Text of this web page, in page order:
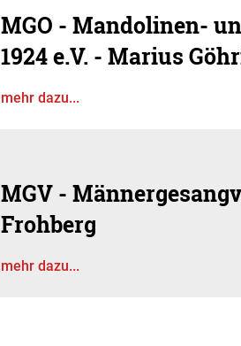
MGO - Mandolinen-
1924 e.V. - Marius
mehr dazu...
MGV -
Frohberg
mehr dazu...